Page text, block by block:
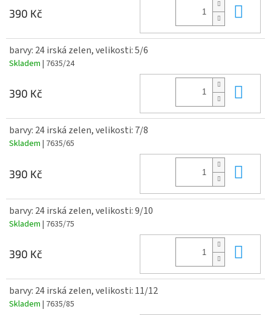
390 Kč
barvy: 24 irská zelen, velikosti: 5/6
Skladem | 7635/24
390 Kč
barvy: 24 irská zelen, velikosti: 7/8
Skladem | 7635/65
390 Kč
barvy: 24 irská zelen, velikosti: 9/10
Skladem | 7635/75
390 Kč
barvy: 24 irská zelen, velikosti: 11/12
Skladem | 7635/85